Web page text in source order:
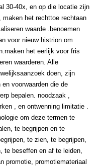
30-40x, en op die locatie zijn
maken het rechttoe rechtaan
waarde .benoemen
voor nieuw histrion om
het eerlijk voor fris
waarderen. Alle
doen, zijn
voorwaarden die de
bepalen. noodzaak ,
, en ontwenning limitatie .
om deze termen te
te begrijpen en te
te zien, te begrijpen,
te beseffen en af ​​te leiden,
promotie, promotiemateriaal